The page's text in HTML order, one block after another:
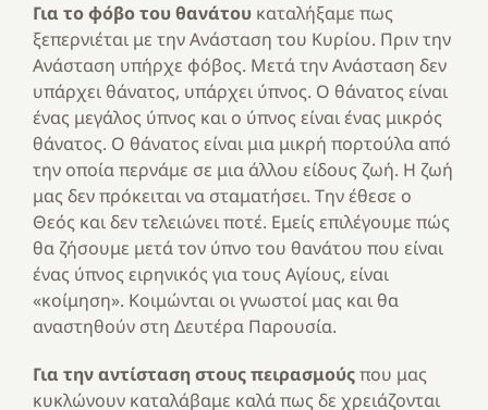
Για το φόβο του θανάτου καταλήξαμε πως
ξεπερνιέται με την Ανάσταση του Κυρίου. Πριν την
Ανάσταση υπήρχε φόβος. Μετά την Ανάσταση δεν
υπάρχει θάνατος, υπάρχει ύπνος. Ο θάνατος είναι
ένας μεγάλος ύπνος και ο ύπνος είναι ένας μικρός
θάνατος. Ο θάνατος είναι μια μικρή πορτούλα από
την οποία περνάμε σε μια άλλου είδους ζωή. Η ζωή
μας δεν πρόκειται να σταματήσει. Την έθεσε ο
Θεός και δεν τελειώνει ποτέ. Εμείς επιλέγουμε πώς
θα ζήσουμε μετά τον ύπνο του θανάτου που είναι
ένας ύπνος ειρηνικός για τους Αγίους, είναι
«κοίμηση». Κοιμώνται οι γνωστοί μας και θα
αναστηθούν στη Δευτέρα Παρουσία.
Για την αντίσταση στους πειρασμούςπου μας
κυκλώνουν καταλάβαμε καλά πως δε χρειάζονται